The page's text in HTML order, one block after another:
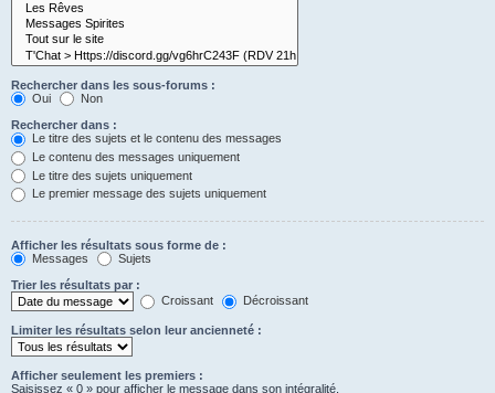
Rechercher dans les sous-forums :
Oui
Non
Rechercher dans :
Le titre des sujets et le contenu des messages
Le contenu des messages uniquement
Le titre des sujets uniquement
Le premier message des sujets uniquement
Afficher les résultats sous forme de :
Messages
Sujets
Trier les résultats par :
Croissant
Décroissant
Limiter les résultats selon leur ancienneté :
Afficher seulement les premiers :
Saisissez « 0 » pour afficher le message dans son intégralité.